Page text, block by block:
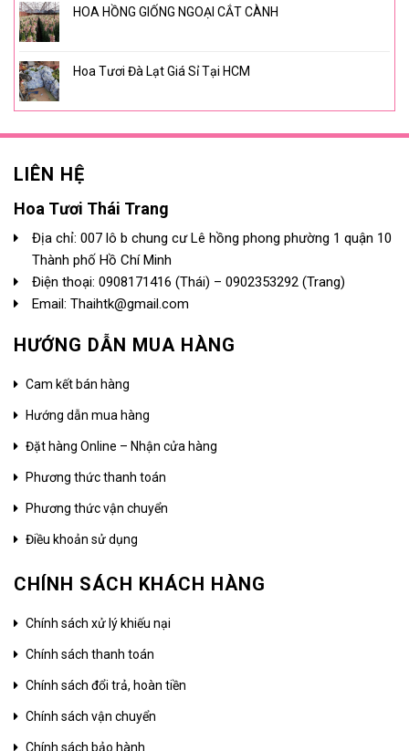
HOA HỒNG GIỐNG NGOẠI CẮT CÀNH
Hoa Tươi Đà Lạt Giá Sỉ Tại HCM
LIÊN HỆ
Hoa Tươi Thái Trang
Địa chỉ: 007 lô b chung cư Lê hồng phong phường 1 quận 10
Thành phố Hồ Chí Minh
Điện thoại: 0908171416 (Thái) – 0902353292 (Trang)
Email: Thaihtk@gmail.com
HƯỚNG DẪN MUA HÀNG
Cam kết bán hàng
Hướng dẫn mua hàng
Đặt hàng Online – Nhận cửa hàng
Phương thức thanh toán
Phương thức vận chuyển
Điều khoản sử dụng
CHÍNH SÁCH KHÁCH HÀNG
Chính sách xử lý khiếu nại
Chính sách thanh toán
Chính sách đổi trả, hoàn tiền
Chính sách vận chuyển
Chính sách bảo hành